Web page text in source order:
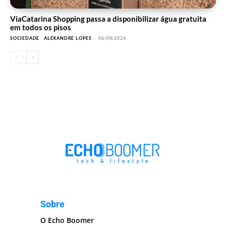
ViaCatarina Shopping passa a disponibilizar água gratuita
em todos os pisos
SOCIEDADE ALEXANDRE LOPES - 06/08/2026
Sobre
O Echo Boomer